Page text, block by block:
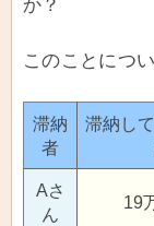
か？
このことにつ
滞納
者
滞納し
Aさ
ん
19